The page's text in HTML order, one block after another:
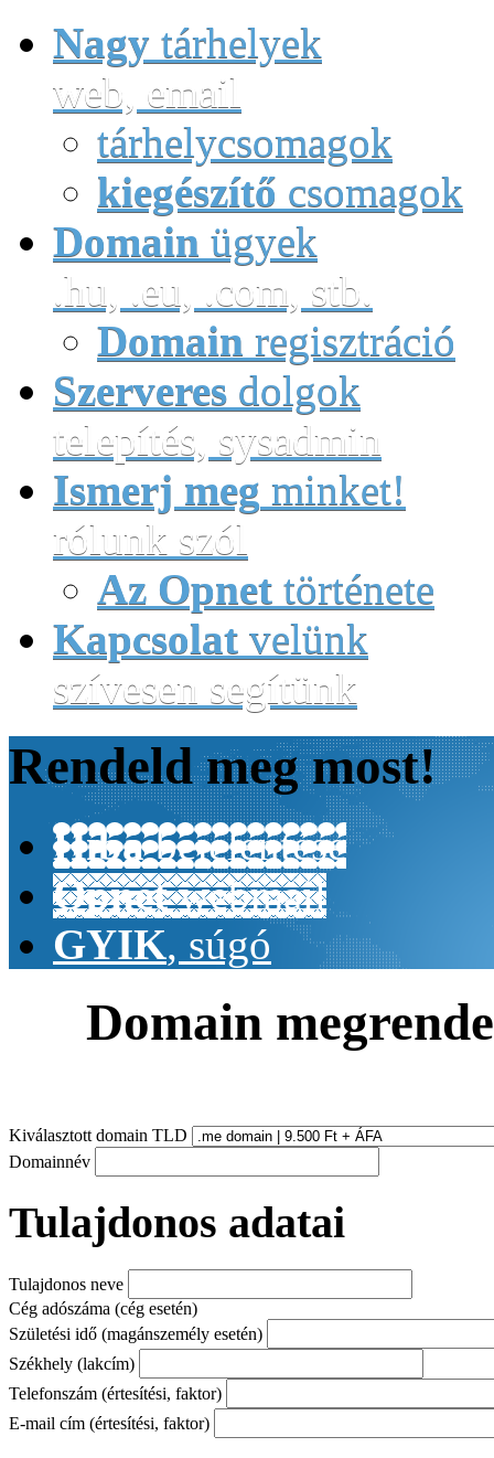
Nagy tárhelyek
web, email
tárhelycsomagok
kiegészítő csomagok
Domain ügyek
.hu, .eu, .com, stb.
Domain regisztráció
Szerveres dolgok
telepítés, sysadmin
Ismerj meg minket!
rólunk szól
Az Opnet története
Kapcsolat velünk
szívesen segítünk
Rendeldmeg most!
Hibabejelentése
Opnetwebmail
GYIK, súgó
Domain
Kiválasztott domain TLD
Domainnév
Tulajdonos adatai
Tulajdonos neve
Cég adószáma (cég esetén)
Születési idő (magánszemély esetén)
Székhely (lakcím)
Telefonszám (értesítési, faktor)
E-mail cím (értesítési, faktor)